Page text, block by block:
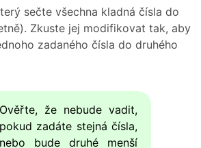
sečte všechna kladná čísla do
Zkuste jej modifikovat tak, aby
zadaného čísla do druhého
Ověřte, že nebude vadit,
pokud zadáte stejná čísla,
nebo bude druhé menší